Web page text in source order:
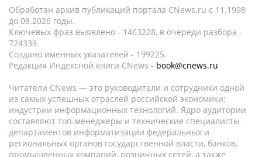
Обработан архив публикаций портала CNews.ru c 11.1998
до 08.2026 годы.
Ключевых фраз выявлено - 1463228, в очереди разбора -
724339.
Создано именных указателей - 199225.
Редакция Индексной книги CNews - book@cnews.ru
Читатели CNews — это руководители и сотрудники одной
из самых успешных отраслей российской экономики:
индустрии информационных технологий. Ядро аудитории
составляют топ-менеджеры и технические специалисты
департаментов информатизации федеральных и
региональных органов государственной власти, банков,
промышленных компаний, розничных сетей, а также